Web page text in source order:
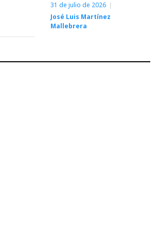
31 de julio de 2026
José Luis Martínez
Mallebrera